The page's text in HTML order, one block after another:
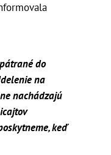
do
na
nachádzajú
keď